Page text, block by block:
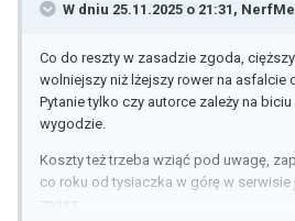
W dniu 25.11.2025 o 21:31, NerfMe
Co do reszty w zasadzie zgoda,
wolniejszy niż lżejszy rower na asfalcie
Pytanie tylko czy autorce zależy na
wygodzie.
Koszty też trzeba wziąć pod uwagę,
co roku od tysiaczka w górę w serwisie